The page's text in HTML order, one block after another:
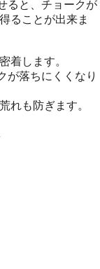
ると、チョークが
ることが出来ま
着します。
が落ちにくくなり
れも防ぎます。